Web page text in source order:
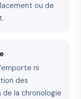
ou de
ni
des
de la chronologie